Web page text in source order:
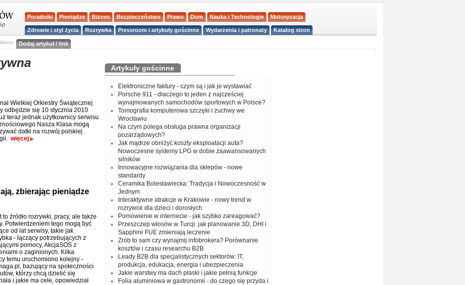
Poradniki Pieniądze Biznes Bezpieczeństwo Prawo Dom Nauka i Technologie Motoryzacja
Zdrowie i styl życia Rozrywka Pressroom i artykuły gościnne Wydarzenia i patronaty Katalog stron
Dodaj artykuł / link
Wielkiej Orkiestry Świątecznej
odbędzie się 10 stycznia 2010
teraz jednak użytkownicy serwisu
Nasza Klasa mogą
datki na rozwój polskiej
więcej
zbierając pieniądze
to źródło rozrywki, pracy, ale także
Potwierdzeniem tego mogą być
od lat serwisy, takie jak
- łączący potrzebujących z
pomocy, AkcjaSOS z
o zaginionych. Kilka
temu uruchomiono kolejny -
bazujący na społeczności
którzy chcą dzielić się
i jakie ma cele, opowiedział
Artykuły gościnne
Elektroniczne faktury - czym są i jak je wystawiać
Porsche 911 - dlaczego to jeden z najcześciej
wynajmowanych samochodów sportowych w Polsce?
Tomografia komputerowa szczęki i żuchwy we
Wrocławiu
Na czym polega obsługa prawna organizacji
pozarządowych?
Jak mądrze obniżyć koszty eksploatacji auta?
Nowoczesne systemy LPG w dobie zaawansowanych
silników
Innowacyjne rozwiązania dla sklepów - nowe
standardy
Ceramika Bolesławiecka: Tradycja i Nowoczesność w
Jednym
Interaktywne atrakcje w Krakowie - nowy trend w
rozrywce dla dzieci i dorosłych
Pomówienie w internecie - jak szybko zareagować?
Przeszczep włosów w Turcji: jak planowanie 3D, DHI i
Sapphire FUE zmieniają leczenie
Zrób to sam czy wynajmij infobrokera? Porównanie
kosztów i czasu researchu B2B
Leady B2B dla specjalistycznych sektorów: IT,
produkcja, edukacja, energia i ubezpieczenia
Jakie warstwy ma dach płaski i jakie pełnią funkcje
Folia aluminiowa w gastronomii - do czego się przyda i